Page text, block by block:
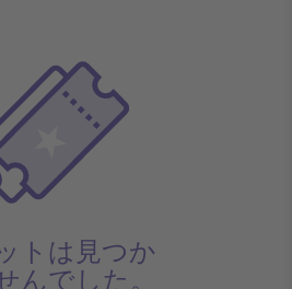
トは見つか
んでした。